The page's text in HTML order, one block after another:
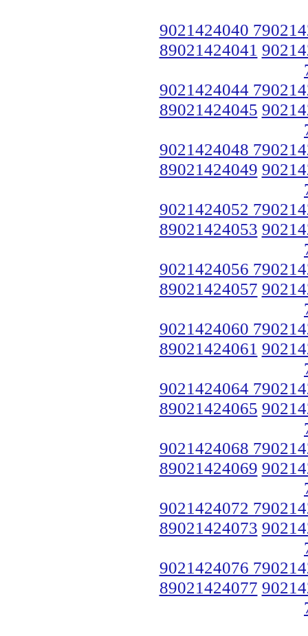
9021424040
89021424041
9021424044
89021424045
9021424048
89021424049
9021424052
89021424053
9021424056
89021424057
9021424060
89021424061
9021424064
89021424065
9021424068
89021424069
9021424072
89021424073
9021424076
89021424077